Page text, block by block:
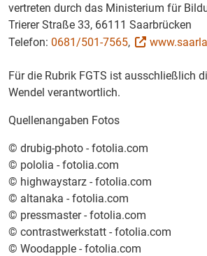
vertreten durch das Ministerium für
Trierer Straße 33, 66111 Saarbrücken
Telefon: 0681/501-7565,
Für die Rubrik FGTS ist ausschließlich
Wendel verantwortlich.
Quellenangaben Fotos
© drubig-photo - fotolia.com
© pololia - fotolia.com
© highwaystarz - fotolia.com
© altanaka - fotolia.com
© pressmaster - fotolia.com
© contrastwerkstatt - fotolia.com
© Woodapple - fotolia.com